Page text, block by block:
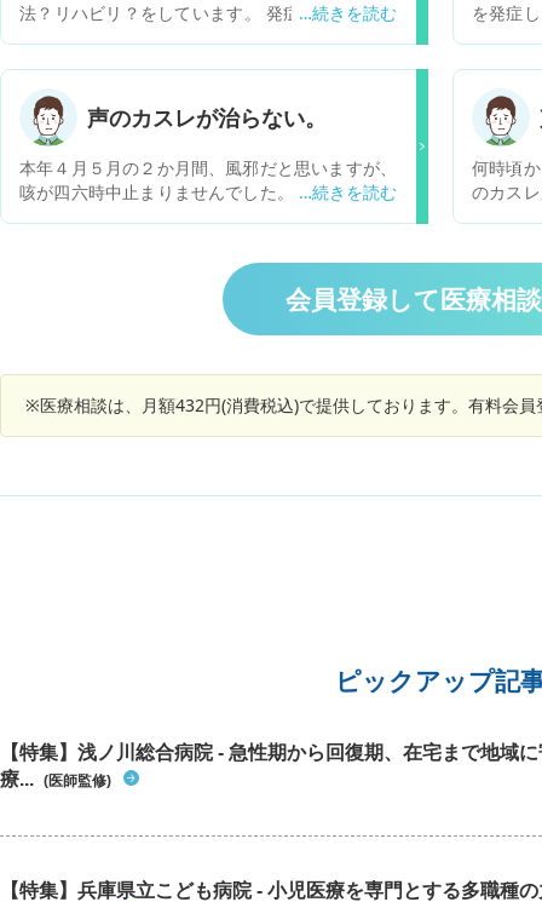
法？リハビリ？をしています。 発症から5年ほど
ったのですが、 1度もステロイドやビタミンを試
していません。 試すべきですか？ また、リハビ
リ以外治療法は、ないのでしょうか？
を発症
かすれ
務して
にて声
ると聞
要かな
いです。
声のカスレが治らない。
本年４月５月の２か月間、風邪だと思いますが、
咳が四六時中止まりませんでした。（これまでに
元の声に戻りません。気になりますので対処方法
何時頃
のカス
年より
常はあ
のころ
テント
ぐにで
か。
会員登録して医療相
※医療相談は、月額432円(消費税込)で提供しております。有料会
ピックアップ記
【特集】浅ノ川総合病院 - 急性期から回復期、在宅まで地域
療... (医師監修)
【特集】兵庫県立こども病院 - 小児医療を専門とする多職種